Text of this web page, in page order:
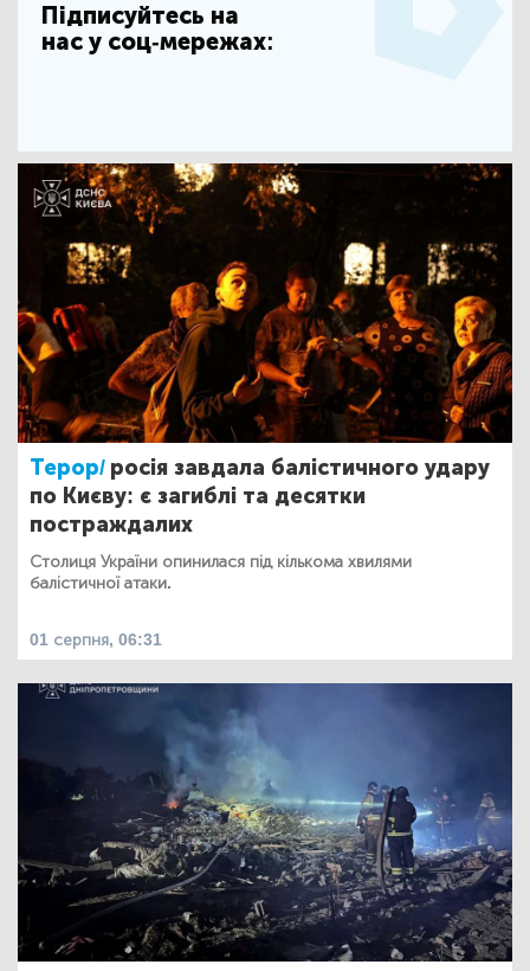
Підписуйтесь на
нас у соц-мережах:
Терор/ росія завдала балістичного удару
по Києву: є загиблі та десятки
постраждалих
Столиця України опинилася під кількома хвилями
балістичної атаки.
01 серпня, 06:31